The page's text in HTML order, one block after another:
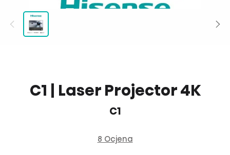
C1 | Laser Projector 4K
C1
8 Ocjena